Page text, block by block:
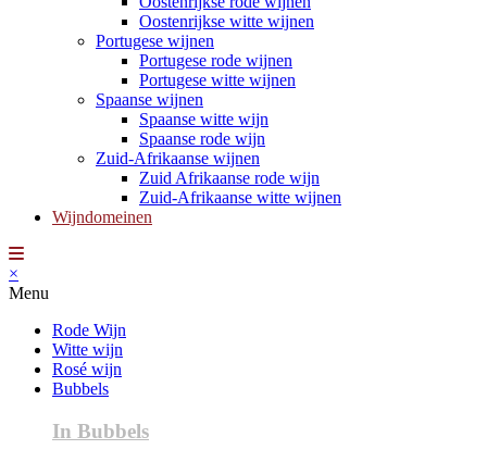
Oostenrijkse witte wijnen
Portugese wijnen
Portugese rode wijnen
Portugese witte wijnen
Spaanse wijnen
Spaanse witte wijn
Spaanse rode wijn
Zuid-Afrikaanse wijnen
Zuid Afrikaanse rode wijn
Zuid-Afrikaanse witte wijnen
Wijndomeinen
×
Menu
Rode Wijn
Witte wijn
Rosé wijn
Bubbels
In Bubbels